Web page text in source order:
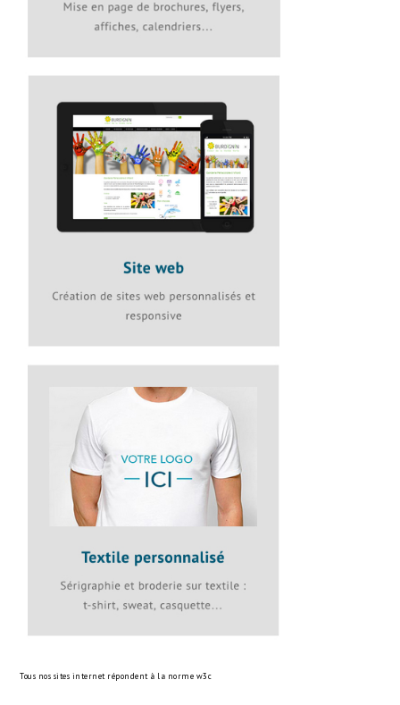
Tous nos sites internet répondent à la norme w3c